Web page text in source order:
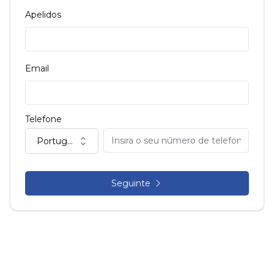
Apelidos
Email
Telefone
Portugal (+351)
Seguinte